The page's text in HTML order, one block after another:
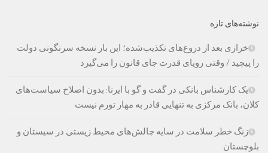
نوشته‌های تازه
خرازی بعد از دروغ‌های تکذیب‌شده؛ این بار نسخه سرنگونی دولت
را پیچید / وقتی رویای قدرت جای قانون را می‌گیرد
یک کارشناس بانکی در گفت و گو با ایرنا: بدون اصلاح سیاست‌های
کلان، بانک مرکزی به تنهایی قادر به مهار تورم نیست
زنگ خطر سلامت در سایه چالش‌های محیط زیستی در سیستان و
بلوچستان